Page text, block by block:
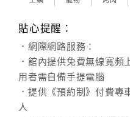
貼心提醒：
．網際網路服務：
．館內提供免費無線寬頻
用者需自備手提電腦
．提供《預約制》付費
人